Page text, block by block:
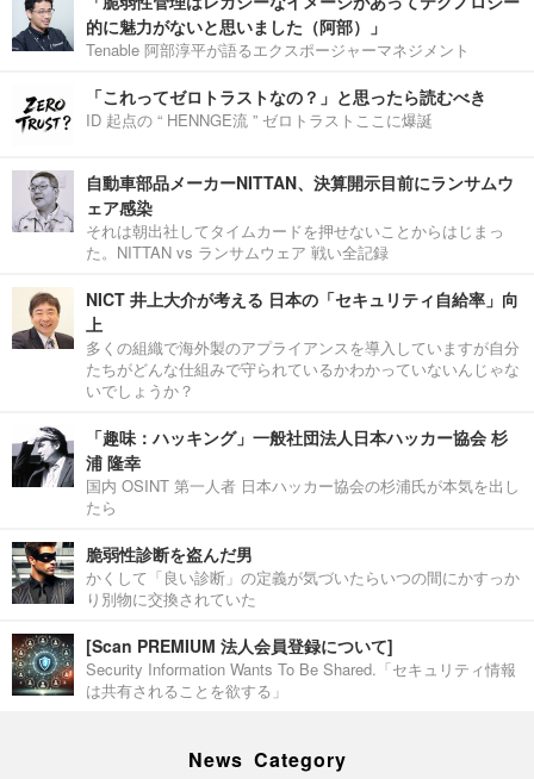
的に魅力がないと思いました（阿部）」
Tenable 阿部淳平が語るエクスポージャーマネジメント
「これってゼロトラストなの？」と思ったら読むべき
ID 起点の “ HENNGE流 ” ゼロトラストここに爆誕
自動車部品メーカーNITTAN、決算開示目前にランサムウ
ェア感染
それは朝出社してタイムカードを押せないことからはじまっ
た。NITTAN vs ランサムウェア 戦い全記録
NICT 井上大介が考える 日本の「セキュリティ自給率」向
上
多くの組織で海外製のアプライアンスを導入していますが自分
たちがどんな仕組みで守られているかわかっていないんじゃな
いでしょうか？
「趣味：ハッキング」一般社団法人日本ハッカー協会 杉
浦 隆幸
国内 OSINT 第一人者 日本ハッカー協会の杉浦氏が本気を出し
たら
脆弱性診断を盗んだ男
かくして「良い診断」の定義が気づいたらいつの間にかすっか
り別物に交換されていた
[Scan PREMIUM 法人会員登録について]
Security Information Wants To Be Shared.「セキュリティ情報
は共有されることを欲する」
News Category